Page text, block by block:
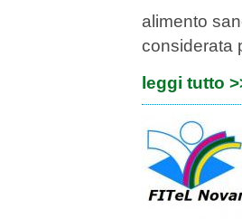
alimento
considerata
leggi tutto